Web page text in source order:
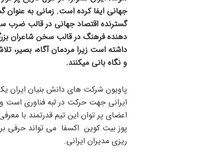
جهانی ایفا کرده است. زمانی به عنوان
گسترنده اقتصاد جهانی در قالب ضرب
دهنده فرهنگ در قالب سخن شاعران
داشته است زیرا مردمان آگاه، بصیر،
و نگاه بانی میکنند.
پاویون شرکت های دانش بنیان ایران
ایرانی جهت حرکت در لبه فناوری است
پوز بیت کوین اکسفا می تواند حرفی
ریزی مدیران ایرانی.